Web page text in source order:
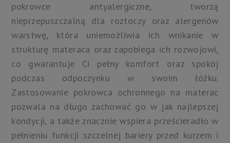
pokrowce antyalergiczne, tworzą
nieprzepuszczalną dla roztoczy oraz alergenów
warstwę, która uniemożliwia ich wnikanie w
strukturę materaca oraz zapobiega ich rozwojowi,
co gwarantuje Ci pełny komfort oraz spokój
podczas odpoczynku w swoim łóżku.
Zastosowanie pokrowca ochronnego na materac
pozwala na długo zachować go w jak najlepszej
kondycji, a także znacznie wspiera prześcieradło w
pełnieniu funkcji szczelnej bariery przed kurzem i